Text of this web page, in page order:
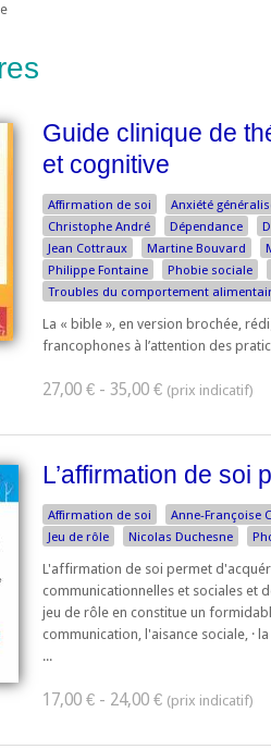
Guide clinique de
et cognitive
Affirmation de soi Anxiété
Christophe André
Dépendance
Jean Cottraux
Martine Bouvard
Philippe Fontaine
Phobie sociale
Troubles du comportement
La « bible », en version brochée,
francophones à l’attention des
27,00 € - 35,00 €
L’affirmation de soi
Affirmation de soi Anne-Françoise
Jeu de rôle
Nicolas Duchesne
L'affirmation de soi permet
communicationnelles et sociales et
jeu de rôle en constitue un
communication, l'aisance sociale, ·
...
17,00 € - 24,00 €